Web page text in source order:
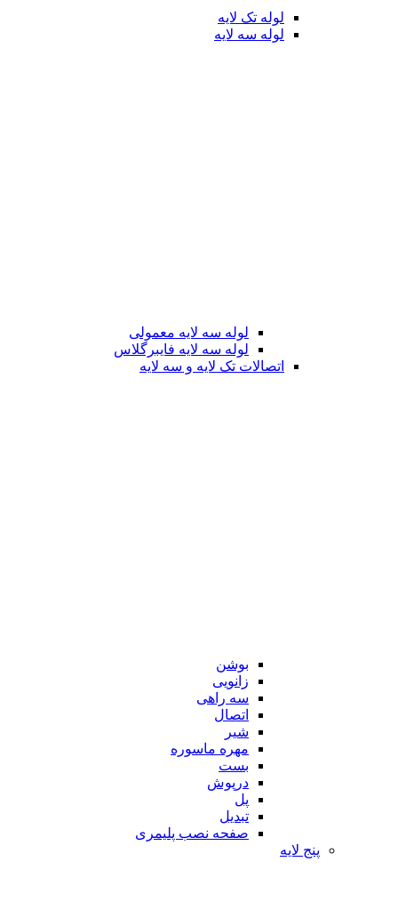
لوله تک لایه
لوله سه لایه
لوله سه لایه معمولی
لوله سه لایه فایبرگلاس
اتصالات تک لایه و سه لایه
بوشن
زانویی
سه راهی
اتصال
شیر
مهره ماسوره
بست
درپوش
پل
تبدیل
صفحه نصب پلیمری
پنج لایه